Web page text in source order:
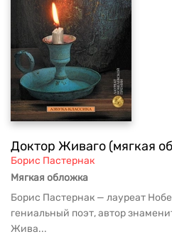
Доктор Живаго (мягкая
Борис Пастернак
Мягкая обложка
Борис Пастернак — лауреат
гениальный поэт, автор
Жива...